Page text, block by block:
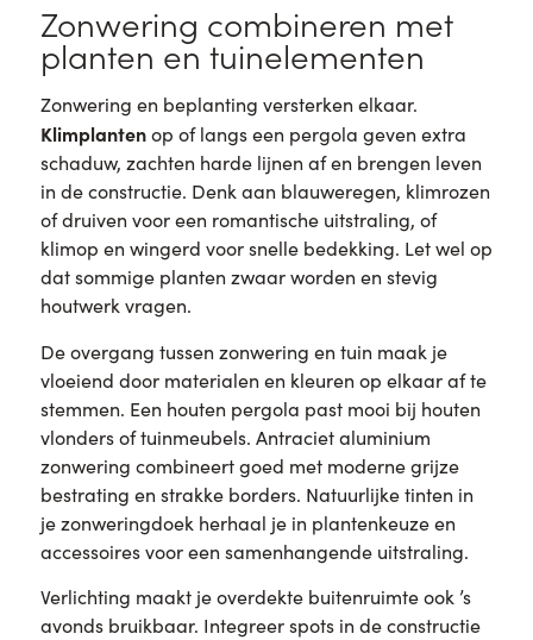
Zonwering combineren met
planten en tuinelementen
Zonwering en beplanting versterken elkaar.
Klimplantenop of langs een pergola geven extra
schaduw, zachten harde lijnen af en brengen leven
in de constructie. Denk aan blauweregen, klimrozen
of druiven voor een romantische uitstraling, of
klimop en wingerd voor snelle bedekking. Let wel op
dat sommige planten zwaar worden en stevig
houtwerk vragen.
De overgang tussen zonwering en tuin maak je
vloeiend door materialen en kleuren op elkaar af te
stemmen. Een houten pergola past mooi bij houten
vlonders of tuinmeubels. Antraciet aluminium
zonwering combineert goed met moderne grijze
bestrating en strakke borders. Natuurlijke tinten in
je zonweringdoek herhaal je in plantenkeuze en
accessoires voor een samenhangende uitstraling.
Verlichting maakt je overdekte buitenruimte ook ’s
avonds bruikbaar. Integreer spots in de constructie